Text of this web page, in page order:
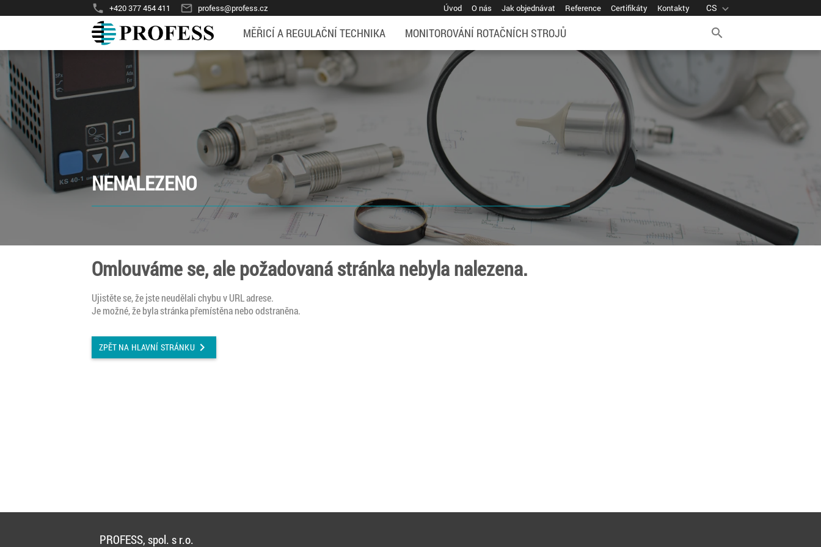
phone +420 377 454 411 mail_outline profess@profess.cz Úvod O nás Jak objednávat Reference Certifikáty Kontakty CS expand_more
MĚŘICÍ A REGULAČNÍ TECHNIKA MONITOROVÁNÍ ROTAČNÍCH STROJŮ search
NENALEZENO
Omlouváme se, ale požadovaná stránka nebyla nalezena.
Ujistěte se, že jste neudělali chybu v URL adrese.
Je možné, že byla stránka přemístěna nebo odstraněna.
ZPĚT NA HLAVNÍ STRÁNKUchevron_right
PROFESS, spol. s r.o.